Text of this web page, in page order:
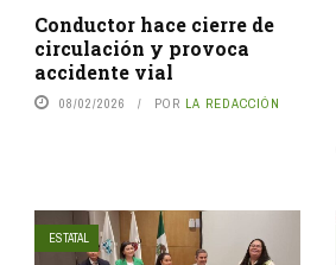
Conductor hace cierre de
circulación y provoca
accidente vial
08/02/2026 POR LA REDACCIÓN
ESTATAL